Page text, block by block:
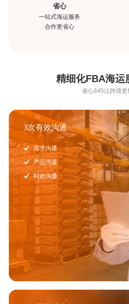
省心
一站式海运服务
合作更省心
精细化FBA海运
省心345让跨境更
3次有效沟通
需求沟通
产品沟通
时效沟通